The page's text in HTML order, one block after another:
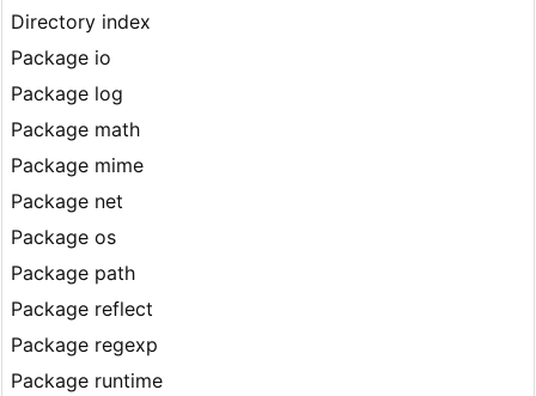
Directory index
Package io
Package log
Package math
Package mime
Package net
Package os
Package path
Package reflect
Package regexp
Package runtime